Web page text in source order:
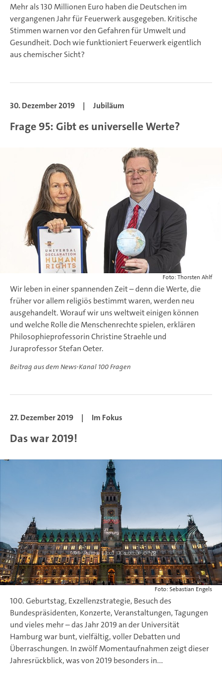
Mehr als 130 Millionen Euro haben die Deutschen im
vergangenen Jahr für Feuerwerk ausgegeben. Kritische
Stimmen warnen vor den Gefahren für Umwelt und
Gesundheit. Doch wie funktioniert Feuerwerk eigentlich
aus chemischer Sicht?
30. Dezember 2019 | Jubiläum
Frage 95: Gibt es universelle Werte?
Foto: Thorsten Ahlf
Wir leben in einer spannenden Zeit – denn die Werte, die
früher vor allem religiös bestimmt waren, werden neu
ausgehandelt. Worauf wir uns weltweit einigen können
und welche Rolle die Menschenrechte spielen, erklären
Philosophieprofessorin Christine Straehle und
Juraprofessor Stefan Oeter.
Beitrag aus dem News-Kanal 100 Fragen
27. Dezember 2019 | Im Fokus
Das war 2019!
Foto: Sebastian Engels
100. Geburtstag, Exzellenzstrategie, Besuch des
Bundespräsidenten, Konzerte, Veranstaltungen, Tagungen
und vieles mehr – das Jahr 2019 an der Universität
Hamburg war bunt, vielfältig, voller Debatten und
Überraschungen. In zwölf Momentaufnahmen zeigt dieser
Jahresrückblick, was von 2019 besonders in...